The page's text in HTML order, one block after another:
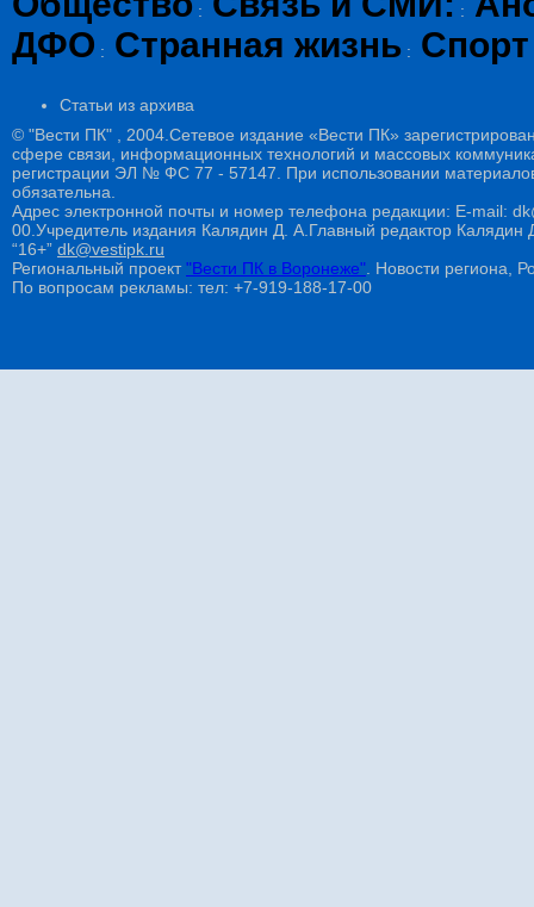
: :
ДФО : Странная жизнь : Спорт
Статьи из архива
© "Вести ПК" , 2004.Сетевое издание «Вести ПК»
сфере связи, информационных технологий и массовых
регистрации ЭЛ № ФС 77 - 57147. При использовании
обязательна.
Адрес электронной почты и номер телефона редакции: E-mail:
00.Учредитель издания Калядин Д. А.Главный редактор
“16+” dk@vestipk.ru
Региональный проект"Вести ПК в Воронеже" . Новости региона,
По вопросам рекламы: тел: +7-919-188-17-00